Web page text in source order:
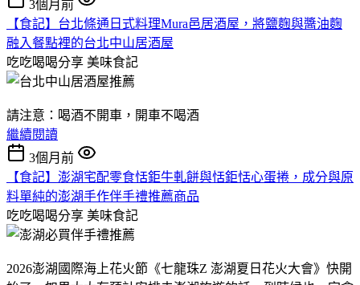
3個月前
【食記】台北條通日式料理Mura邑居酒屋，將鹽麴與醬油麴
融入餐點裡的台北中山居酒屋
吃吃喝喝分享 美味食記
請注意：喝酒不開車，開車不喝酒
繼續閱讀
3個月前
【食記】澎湖宅配零食恬鉅牛軋餅與恬鉅恬心蛋捲，成分與原
料單純的澎湖手作伴手禮推薦商品
吃吃喝喝分享 美味食記
2026澎湖國際海上花火節《七龍珠Z 澎湖夏日花火大會》快開